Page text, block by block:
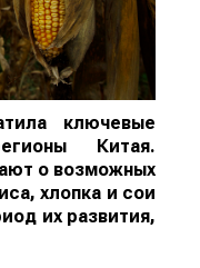
ключевые
Китая.
о возможных
хлопка и сои
их развития,